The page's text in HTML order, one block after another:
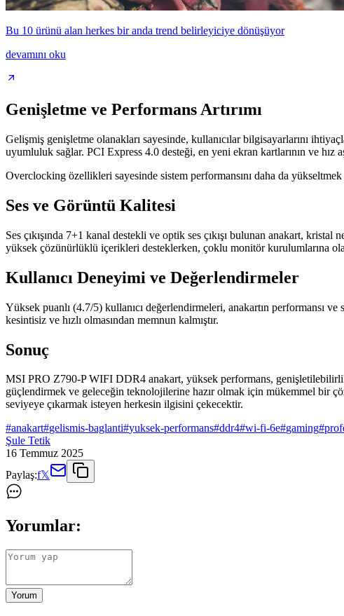
Bu 10 ürünü alan herkes bir anda trend belirleyiciye dönüşüyor
devamını oku
Genişletme ve Performans Artırımı
Gelişmiş genişletme olanakları sayesinde, kullanıcılar bilgisayarlarını
uyumluluk sağlar. PCI Express 4.0 desteği, en yeni ekran kartlarının ve hız
Overclocking özellikleri sayesinde sistem performansını daha da
Ses ve Görüntü Kalitesi
Ses çıkışında 7+1 kanal destekli ve optik ses çıkışı bulunan anakart,
yüksek çözünürlüklü içerikleri desteklerken, çoklu monitör kurulumlarına
Kullanıcı Deneyimi ve Değerlendirmeler
Yüksek puanlı (4.7/5) kullanıcı değerlendirmeleri, anakartın performansı
kesintisiz ve hızlı olmasından memnun kalmıştır.
Sonuç
MSI PRO Z790-P WIFI DDR4 anakart, yüksek performans,
güçlendirmek ve geleceğin teknolojilerine hazır olmak için mükemmel bir
seviyeye çıkarmak isteyen herkesin ilgisini çekecektir.
#anakart#gelismis-baglanti#yuksek-performans#ddr4#wi-fi-6e#gaming#
Şule Tetik
16 Temmuz 2025
Paylaş:f𝕏
Yorumlar:
Yorum